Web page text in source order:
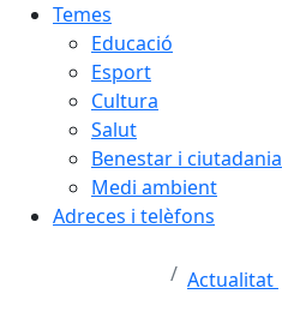
Temes
Educació
Esport
Cultura
Salut
Benestar i ciutadania
Medi ambient
Adreces i telèfons
Actualitat